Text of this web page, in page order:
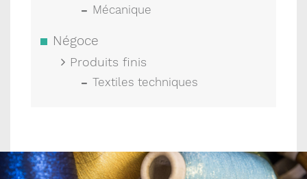
Mécanique
Négoce
Produits finis
Textiles techniques